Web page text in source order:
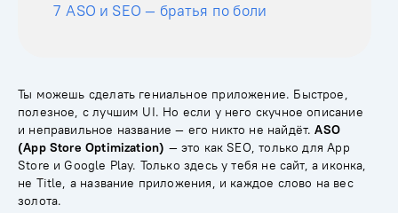
7 ASO и SEO — братья по боли
Ты можешь сделать гениальное приложение. Быстрое,
полезное, с лучшим UI. Но если у него скучное описание
и неправильное название — его никто не найдёт.ASO
(App Store Optimization) — это как SEO, только для App
Store и Google Play. Только здесь у тебя не сайт, а иконка,
не Title, а название приложения, и каждое слово на вес
золота.